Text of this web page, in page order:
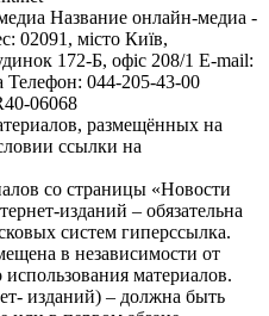
Название онлайн-медиа -
02091, місто Київ,
172-Б, офіс 208/1 E-mail:
Телефон: 044-205-43-00
06068
размещённых на
ссылки на
со страницы «Новости
изданий – обязательна
систем гиперссылка.
в независимости от
материалов.
изданий) – должна быть